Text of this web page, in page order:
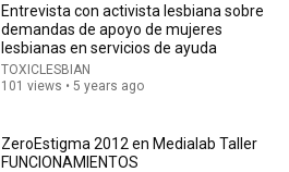
Entrevista con activista lesbiana sobre
demandas de apoyo de mujeres
lesbianas en servicios de ayuda
TOXICLESBIAN
101 views • 5 years ago
ZeroEstigma 2012 en Medialab Taller
FUNCIONAMIENTOS